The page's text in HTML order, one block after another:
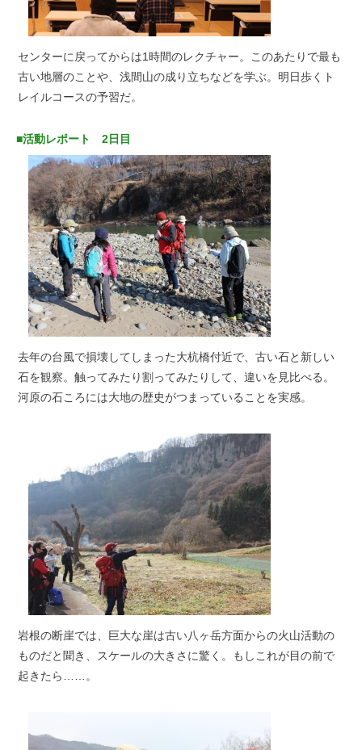
センターに戻ってからは1時間のレクチャー。このあたりで最も
古い地層のことや、浅間山の成り立ちなどを学ぶ。明日歩くト
レイルコースの予習だ。
■活動レポート 2日目
去年の台風で損壊してしまった大杭橋付近で、古い石と新しい
石を観察。触ってみたり割ってみたりして、違いを見比べる。
河原の石ころには大地の歴史がつまっていることを実感。
岩根の断崖では、巨大な崖は古い八ヶ岳方面からの火山活動の
ものだと聞き、スケールの大きさに驚く。もしこれが目の前で
起きたら……。